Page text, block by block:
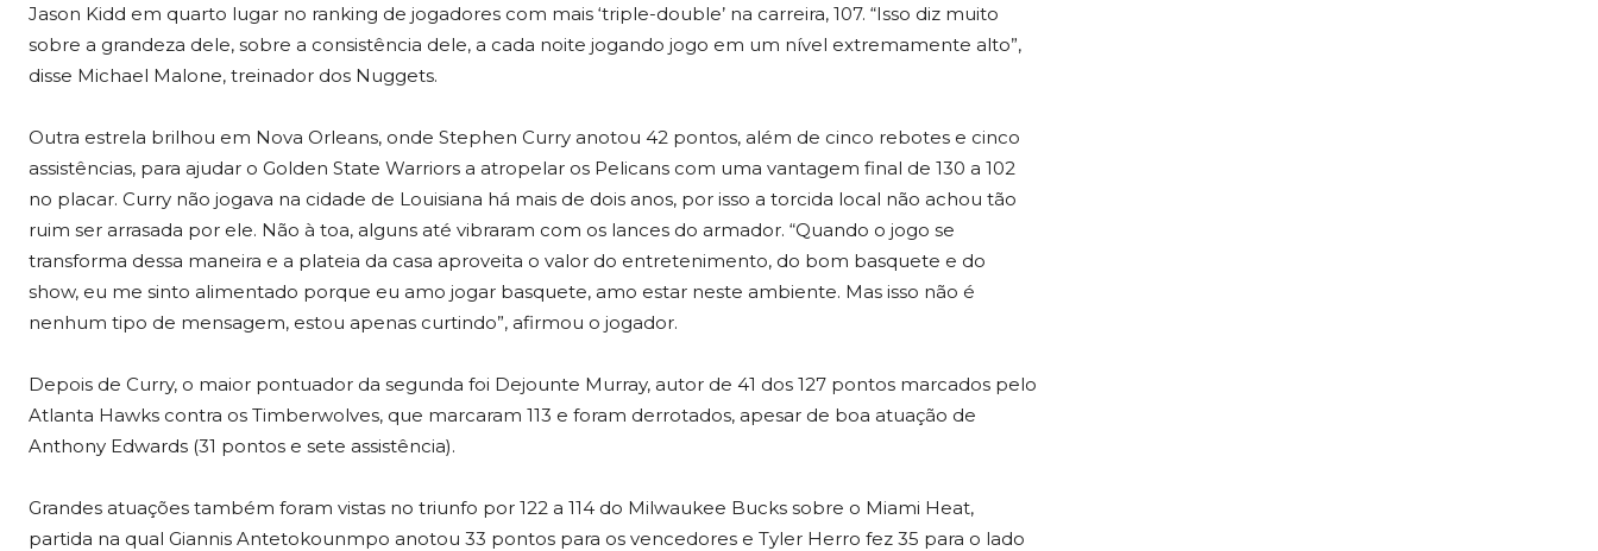
Jason Kidd em quarto lugar no ranking de jogadores com mais ‘triple-double’ na carreira, 107. “Isso diz muito
sobre a grandeza dele, sobre a consistência dele, a cada noite jogando jogo em um nível extremamente alto”,
disse Michael Malone, treinador dos Nuggets.
Outra estrela brilhou em Nova Orleans, onde Stephen Curry anotou 42 pontos, além de cinco rebotes e cinco
assistências, para ajudar o Golden State Warriors a atropelar os Pelicans com uma vantagem final de 130 a 102
no placar. Curry não jogava na cidade de Louisiana há mais de dois anos, por isso a torcida local não achou tão
ruim ser arrasada por ele. Não à toa, alguns até vibraram com os lances do armador. “Quando o jogo se
transforma dessa maneira e a plateia da casa aproveita o valor do entretenimento, do bom basquete e do
show, eu me sinto alimentado porque eu amo jogar basquete, amo estar neste ambiente. Mas isso não é
nenhum tipo de mensagem, estou apenas curtindo”, afirmou o jogador.
Depois de Curry, o maior pontuador da segunda foi Dejounte Murray, autor de 41 dos 127 pontos marcados pelo
Atlanta Hawks contra os Timberwolves, que marcaram 113 e foram derrotados, apesar de boa atuação de
Anthony Edwards (31 pontos e sete assistência).
Grandes atuações também foram vistas no triunfo por 122 a 114 do Milwaukee Bucks sobre o Miami Heat,
partida na qual Giannis Antetokounmpo anotou 33 pontos para os vencedores e Tyler Herro fez 35 para o lado